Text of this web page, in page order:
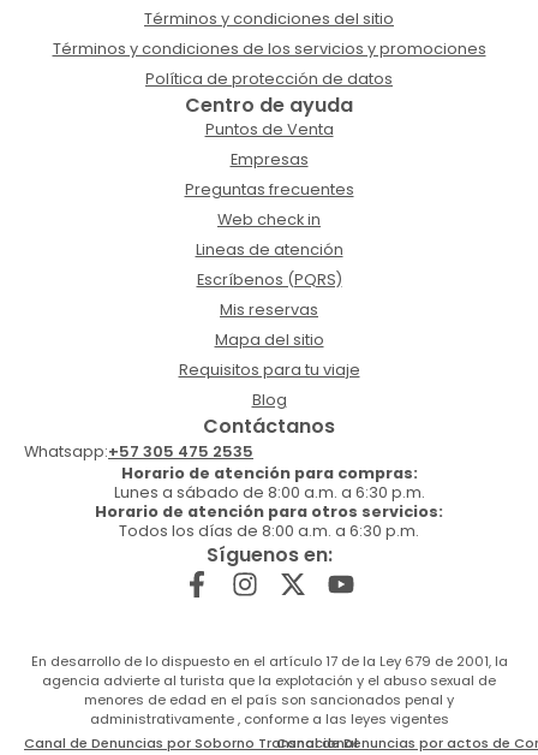
Términos y condiciones del sitio
Términos y condiciones de los servicios y promociones
Política de protección de datos
Centro de ayuda
Puntos de Venta
Empresas
Preguntas frecuentes
Web check in
Lineas de atención
Escríbenos (PQRS)
Mis reservas
Mapa del sitio
Requisitos para tu viaje
Blog
Contáctanos
Whatsapp:+57 305 475 2535
Horario de atención para compras:
Lunes a sábado de 8:00 a.m. a 6:30 p.m.
Horario de atención para otros servicios:
Todos los días de 8:00 a.m. a 6:30 p.m.
Síguenos en:
En desarrollo de lo dispuesto en el artículo 17 de la Ley 679 de 2001, la
agencia advierte al turista que la explotación y el abuso sexual de
menores de edad en el país son sancionados penal y
administrativamente , conforme a las leyes vigentes
Canal de Denuncias por Soborno TransnacionalCanal de Denuncias por actos de